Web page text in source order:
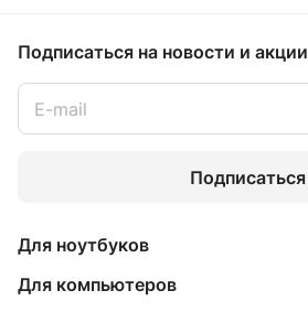
Подписаться на новости и акции
Подписаться
Для ноутбуков
Для компьютеров